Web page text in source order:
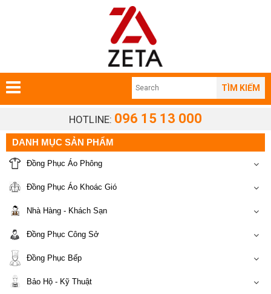
TÌM KIẾM
HOTLINE: 096 15 13 000
DANH MỤC SẢN PHẨM
Đồng Phục Áo Phông
Đồng Phục Áo Khoác Gió
Nhà Hàng - Khách Sạn
Đồng Phục Công Sở
Đồng Phục Bếp
Bảo Hộ - Kỹ Thuật